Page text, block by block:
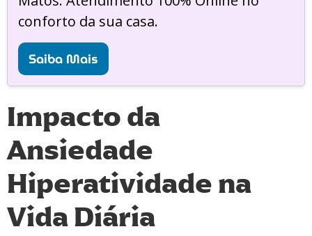
conforto da sua casa.
Saiba Mais
Impacto da
Ansiedade
Hiperatividade na
Vida Diária